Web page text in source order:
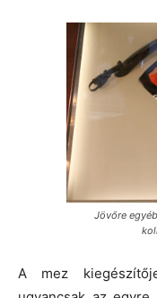
Jövőre
A mez